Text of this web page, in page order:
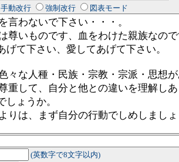
手動改行 強制改行 図表モード
(英数字で8文字以内)